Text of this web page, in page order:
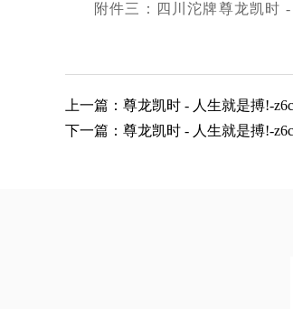
附件三： 四川沱牌尊龙凯时
上一篇：尊龙凯时 - 人生就是搏!-
下一篇：尊龙凯时 - 人生就是搏!-